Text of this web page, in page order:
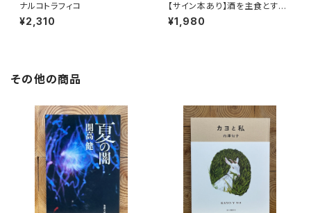
ナルコトラフィコ
¥2,310
【サイン本あり】酒を主食とする
人々 エチオピアの科学的秘境
を旅する
¥1,980
その他の商品